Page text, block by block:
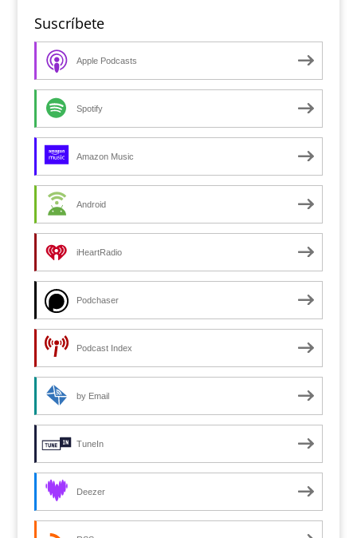
Suscríbete
Apple Podcasts
Spotify
Amazon Music
Android
iHeartRadio
Podchaser
Podcast Index
by Email
TuneIn
Deezer